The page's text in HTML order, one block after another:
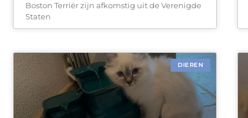
Boston Terriër zijn afkomstig uit de Verenigde
Staten
DIEREN